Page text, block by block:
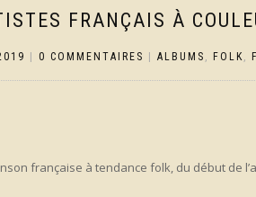
FRANÇAIS À
0 COMMENTAIRES ALBUMS , FOLK,
française à tendance folk, du début de